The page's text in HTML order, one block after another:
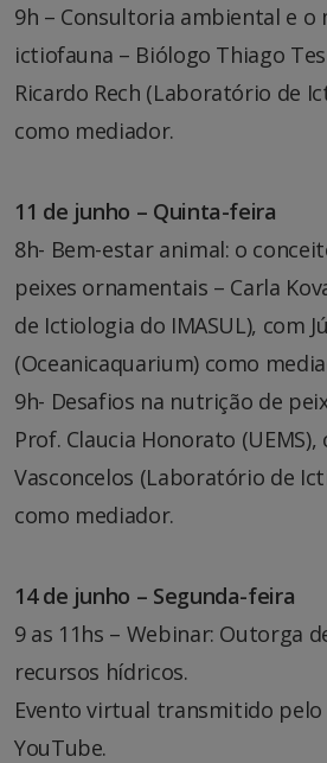
9h – Consultoria ambiental e
ictiofauna – Biólogo Thiago
Ricardo Rech (Laboratório de
como mediador.
11 de junho – Quinta-feira
8h- Bem-estar animal: o
peixes ornamentais – Carla
de Ictiologia do IMASUL), com
(Oceanicaquarium) como
9h- Desafios na nutrição de
Prof. Claucia Honorato
Vasconcelos (Laboratório de
como mediador.
14 de junho – Segunda-feira
9 as 11hs – Webinar: Outorga
recursos hídricos.
Evento virtual transmitido pelo
YouTube.